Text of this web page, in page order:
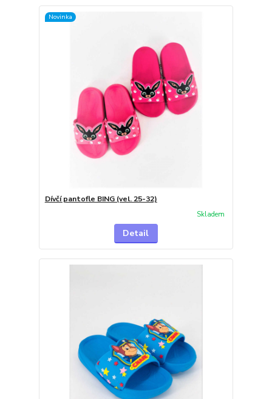
Novinka
Dívčí pantofle BING (vel. 25-32)
Skladem
Detail